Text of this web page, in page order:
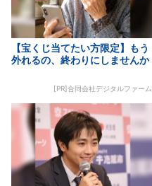
【宝くじ当てたい方限定】もう
外れるの、終わりにしませんか
[PR]合同会社デジタルファーム